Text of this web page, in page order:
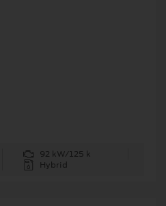
92 kW/125 k
Hybrid